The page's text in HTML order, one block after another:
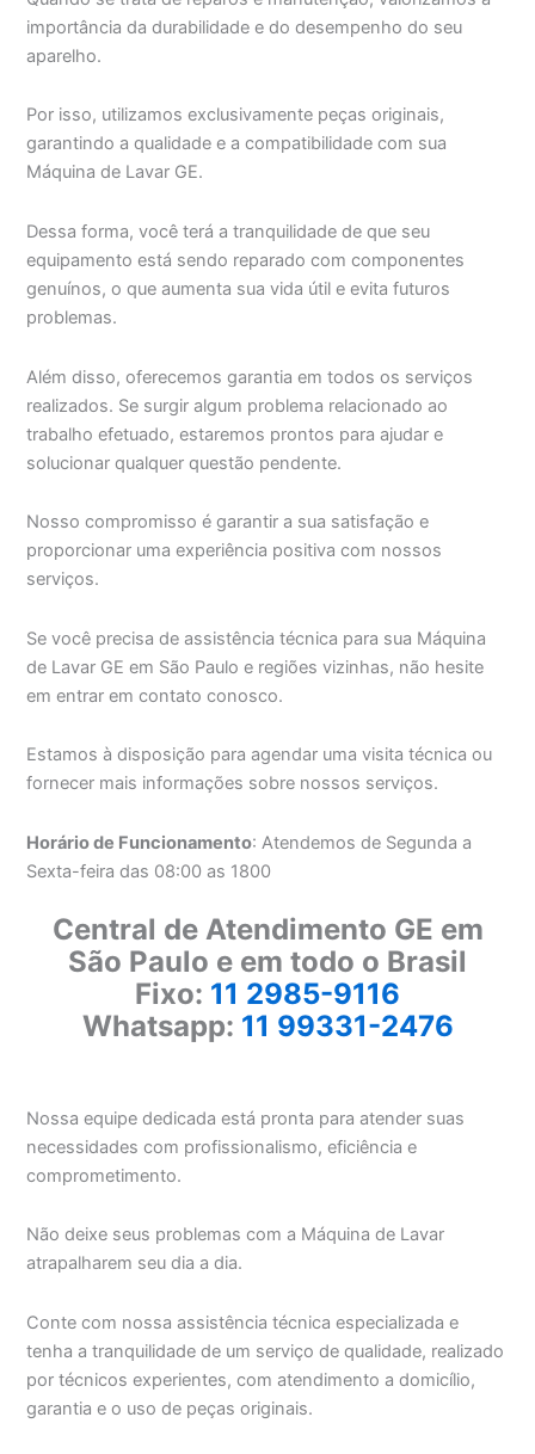
importância da durabilidade e do desempenho do seu
aparelho.
Por isso, utilizamos exclusivamente peças originais,
garantindo a qualidade e a compatibilidade com sua
Máquina de Lavar GE.
Dessa forma, você terá a tranquilidade de que seu
equipamento está sendo reparado com componentes
genuínos, o que aumenta sua vida útil e evita futuros
problemas.
Além disso, oferecemos garantia em todos os serviços
realizados. Se surgir algum problema relacionado ao
trabalho efetuado, estaremos prontos para ajudar e
solucionar qualquer questão pendente.
Nosso compromisso é garantir a sua satisfação e
proporcionar uma experiência positiva com nossos
serviços.
Se você precisa de assistência técnica para sua Máquina
de Lavar GE em São Paulo e regiões vizinhas, não hesite
em entrar em contato conosco.
Estamos à disposição para agendar uma visita técnica ou
fornecer mais informações sobre nossos serviços.
Horário de Funcionamento: Atendemos de Segunda a
Sexta-feira das 08:00 as 1800
Central de Atendimento GE em
São Paulo e em todo o Brasil
Fixo: 11 2985-9116
Whatsapp: 11 99331-2476
Nossa equipe dedicada está pronta para atender suas
necessidades com profissionalismo, eficiência e
comprometimento.
Não deixe seus problemas com a Máquina de Lavar
atrapalharem seu dia a dia.
Conte com nossa assistência técnica especializada e
tenha a tranquilidade de um serviço de qualidade, realizado
por técnicos experientes, com atendimento a domicílio,
garantia e o uso de peças originais.